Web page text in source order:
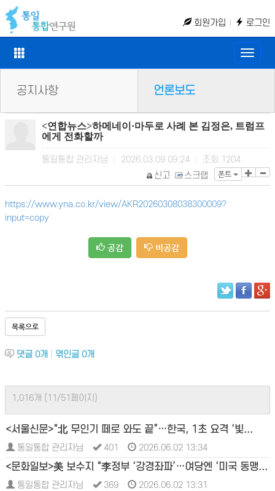
회원가입 로그인
Toggle
공지사항 언론보도
<연합뉴스>하메네이·마두로 사례 본 김정은, 트럼프
에게 전화할까
통일통합 관리자님 2026.03.09 09:24 조회 1204
폰트
신고 스크랩
https://www.yna.co.kr/view/AKR20260308038300009?
input=copy
공감 비공감
목록으로
댓글 0개 엮인글 0개
1,016개 (11/51페이지)
<서울신문>“北 무인기 떼로 와도 끝”…한국, 1초 요격 ‘빛...
통일통합 관리자님 401 2026.06.02 13:34
<문화일보>美 보수지 “李정부 ‘강경좌파’…여당엔 ‘미국 동맹...
통일통합 관리자님 369 2026.06.02 13:31